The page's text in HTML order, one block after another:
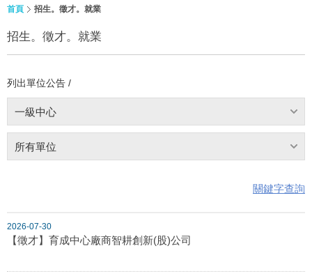
首頁 招生。徵才。就業
招生。徵才。就業
列出單位公告 /
一級中心
所有單位
關鍵字查詢
2026-07-30
【徵才】育成中心廠商智耕創新(股)公司